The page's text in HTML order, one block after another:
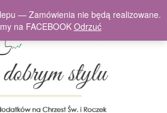
— Zamówienia nie będą realizowane.
na FACEBOOKOdrzuć